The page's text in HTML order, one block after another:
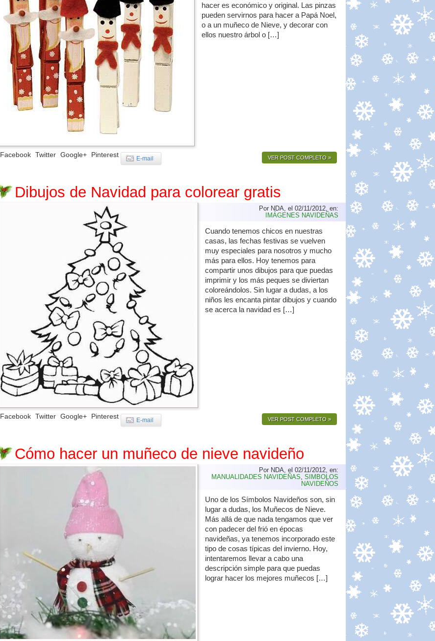
hacer es económico y original. Las pinzas
pueden servirnos para hacer a Papá Noel,
o a un muñeco de Nieve, y decorar con
ellos nuestro árbol o […]
Facebook Twitter Google+ Pinterest E-mail VER POST COMPLETO »
Dibujos de Navidad para colorear gratis
Por NDA, el 02/11/2012, en:
IMÁGENES NAVIDEÑAS
Cuando tenemos chicos en nuestras
casas, las fechas festivas se vuelven
muy especiales para nosotros y mucho
más para ellos. Hoy tenemos para
compartir unos dibujos para que puedas
imprimir y los más peques se diviertan
coloreándolos. Sin lugar a dudas, a los
niños les encanta pintar dibujos y cuando
se acerca la navidad es […]
Facebook Twitter Google+ Pinterest E-mail VER POST COMPLETO »
Cómo hacer un muñeco de nieve navideño
Por NDA, el 02/11/2012, en:
MANUALIDADES NAVIDEÑAS, SIMBOLOS
NAVIDEÑOS
Uno de los Símbolos Navideños son, sin
lugar a dudas, los Muñecos de Nieve.
Más allá de que nada tengamos que ver
con padecer del frió en épocas
navideñas, ya tenemos incorporado este
tipo de cosas típicas del invierno. Hoy,
intentaremos llevar a cabo una
descripción simple para que puedas
lograr hacer los mejores muñecos […]